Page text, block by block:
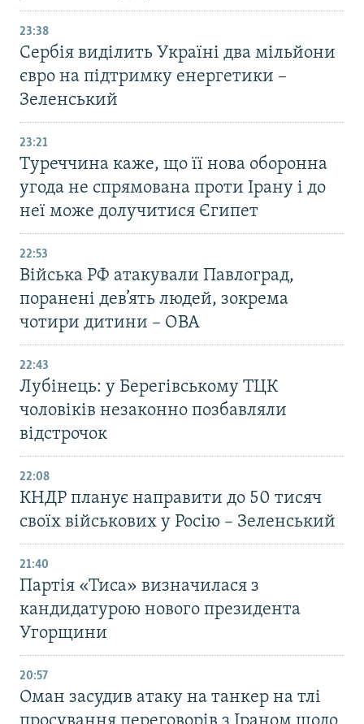
23:38
Сербія виділить Україні два мільйони
євро на підтримку енергетики –
Зеленський
23:21
Туреччина каже, що її нова оборонна
угода не спрямована проти Ірану і до
неї може долучитися Єгипет
22:53
Війська РФ атакували Павлоград,
поранені дев’ять людей, зокрема
чотири дитини – ОВА
22:43
Лубінець: у Берегівському ТЦК
чоловіків незаконно позбавляли
відстрочок
22:08
КНДР планує направити до 50 тисяч
своїх військових у Росію – Зеленський
21:40
Партія «Тиса» визначилася з
кандидатурою нового президента
Угорщини
20:57
Оман засудив атаку на танкер на тлі